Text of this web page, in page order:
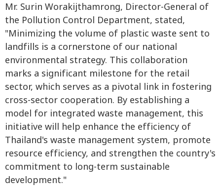
Mr. Surin Worakijthamrong, Director-General of
the Pollution Control Department, stated,
"Minimizing the volume of plastic waste sent to
landfills is a cornerstone of our national
environmental strategy. This collaboration
marks a significant milestone for the retail
sector, which serves as a pivotal link in fostering
cross-sector cooperation. By establishing a
model for integrated waste management, this
initiative will help enhance the efficiency of
Thailand's waste management system, promote
resource efficiency, and strengthen the country's
commitment to long-term sustainable
development."